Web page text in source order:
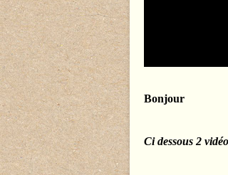
Bonjour
Ci dessous 2